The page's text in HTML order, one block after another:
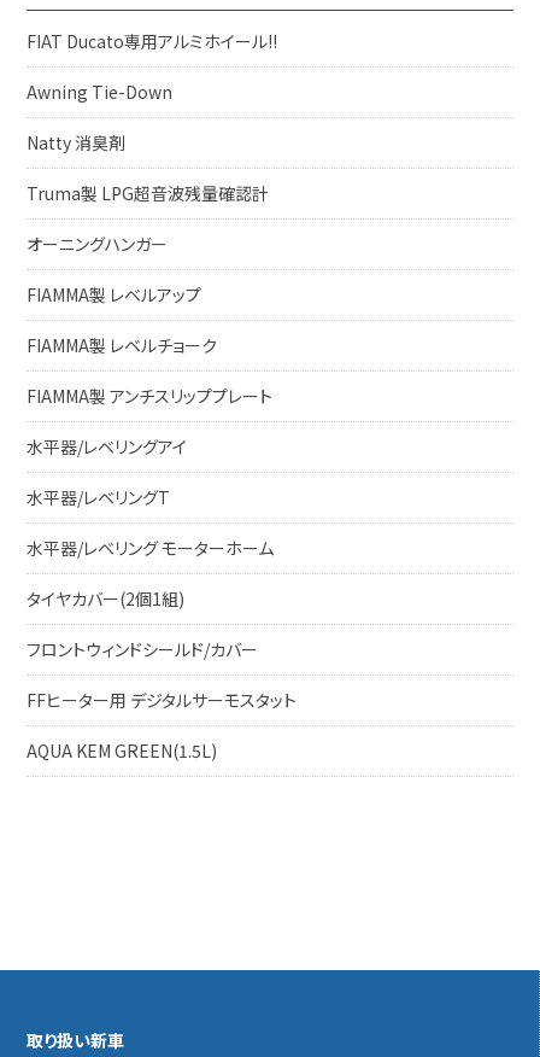
FIAT Ducato専用アルミホイール!!
Awning Tie-Down
Natty 消臭剤
Truma製 LPG超音波残量確認計
オーニングハンガー
FIAMMA製 レベルアップ
FIAMMA製 レベルチョーク
FIAMMA製 アンチスリッププレート
水平器/レベリングアイ
水平器/レベリングT
水平器/レベリング モーターホーム
タイヤカバー(2個1組)
フロントウィンドシールド/カバー
FFヒーター用 デジタルサーモスタット
AQUA KEM GREEN(1.5L)
取り扱い新車